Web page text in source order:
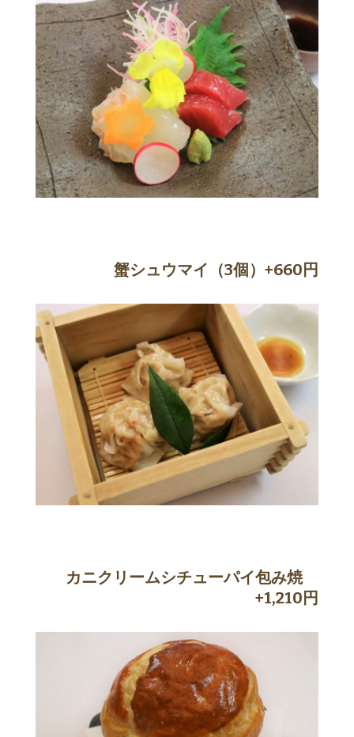
蟹シュウマイ（3個）+660円
カニクリームシチューパイ包み焼
+1,210円